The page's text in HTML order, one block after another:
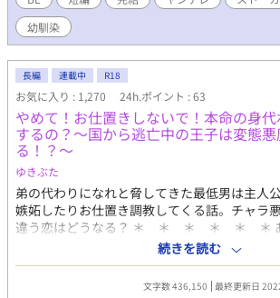
七瀬明 幼馴染:月城颯 ストーカー:不明 ひよっ
脱字はサイレント修正します。 内容も時々サ
もです。 定期的にタグ整理します。 批判・中
ください。 見つけ次第削除いたします。
幼馴染
長編 連載中 R18
お気に入り : 1,270 24h.ポイント : 63
やめて！お仕置きしないで！本命の身
するの？〜国から逃亡中の王子は変態
る！？〜
ゆきぶた
弟の代わりになれと脅してきた最低男は主人
嫉妬したりお仕置き調教してくる話。チャラ
違う恋はどうなる？ ＊ ＊ ＊ ＊ ＊ ＊ あ
うため国王である父親を殺したデオは、国が
亡していた。 そんななか、突然チャラ男冒険
まう。そして隣国までついてきたその男の正
続きを読む
文字数 436,150 最終更新日